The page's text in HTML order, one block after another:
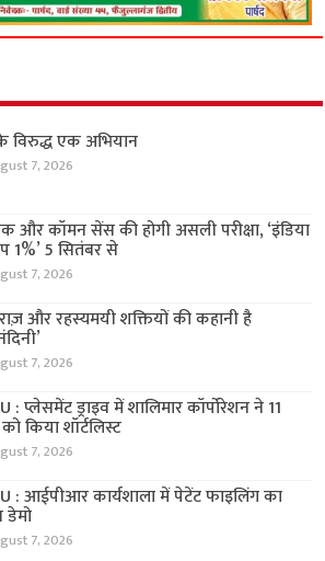
विरुद्ध एक अभियान
7, 2026
और कॉमन सेंस की होगी असली परीक्षा, ‘इंडिया
1%’ 5 सितंबर से
7, 2026
और रहस्यमयी शक्तियों की कहानी है
7, 2026
: प्लेसमेंट ड्राइव में शालिमार कॉर्पोरेशन ने 11
को किया शॉर्टलिस्ट
7, 2026
: आईपीआर कार्यशाला में पेटेंट फाइलिंग का
डेमो
7, 2026